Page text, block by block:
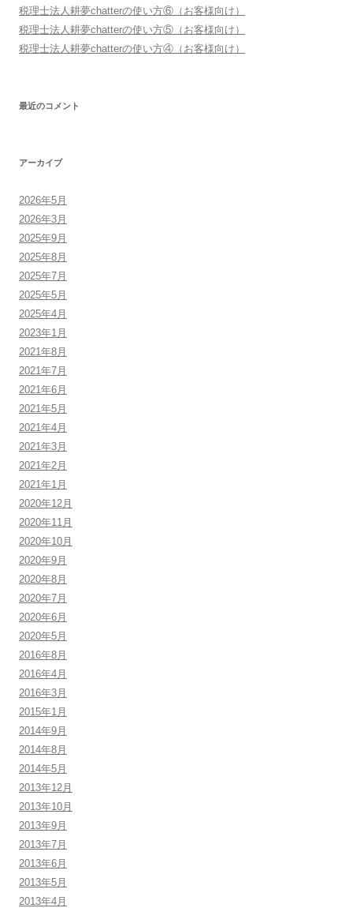
税理士法人耕夢chatterの使い方⑥（お客様向け）
税理士法人耕夢chatterの使い方⑤（お客様向け）
税理士法人耕夢chatterの使い方④（お客様向け）
最近のコメント
アーカイブ
2026年5月
2026年3月
2025年9月
2025年8月
2025年7月
2025年5月
2025年4月
2023年1月
2021年8月
2021年7月
2021年6月
2021年5月
2021年4月
2021年3月
2021年2月
2021年1月
2020年12月
2020年11月
2020年10月
2020年9月
2020年8月
2020年7月
2020年6月
2020年5月
2016年8月
2016年4月
2016年3月
2015年1月
2014年9月
2014年8月
2014年5月
2013年12月
2013年10月
2013年9月
2013年7月
2013年6月
2013年5月
2013年4月